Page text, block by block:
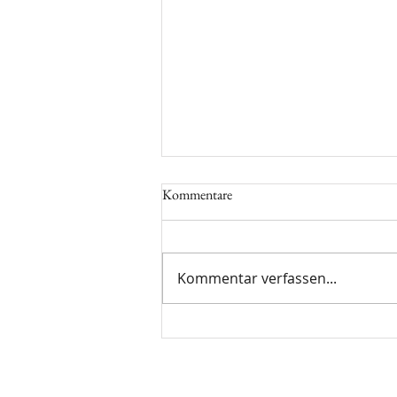
Kommentare
Kommentar verfassen...